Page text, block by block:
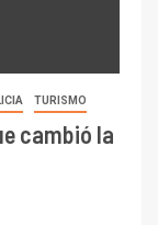
TURISMO
cambió la